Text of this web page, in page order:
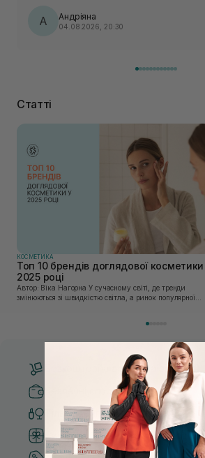
А Андріяна
04.08.2026, 20:30
Статті
КОСМЕТИКА
Топ 10 брендів доглядової
2025 році
Автор: Віка Нагорна У сучасному світі, де тренди
змінюються зі швидкістю світла, а ринок популярної
Безкоштовна доставка від 3000
Безпечні способи оплати
Тільки оригінальна косметика
Система бонусів та лояльності